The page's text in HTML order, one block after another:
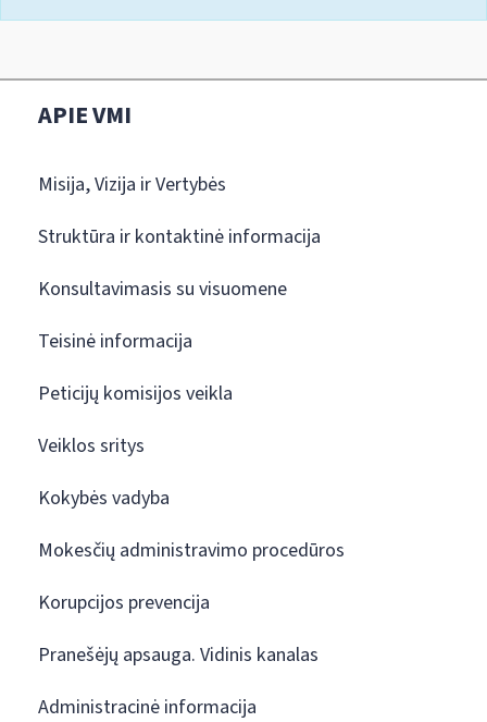
APIE VMI
Misija, Vizija ir Vertybės
Struktūra ir kontaktinė informacija
Konsultavimasis su visuomene
Teisinė informacija
Peticijų komisijos veikla
Veiklos sritys
Kokybės vadyba
Mokesčių administravimo procedūros
Korupcijos prevencija
Pranešėjų apsauga. Vidinis kanalas
Administracinė informacija